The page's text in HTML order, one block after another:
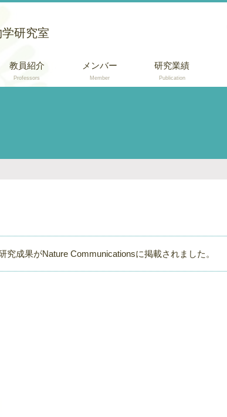
研究室
教員紹介
Professors
メンバー
Member
研究業績
Publication
究成果がNature Communicationsに掲載されました。